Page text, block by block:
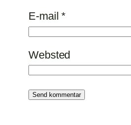
E-mail*
Websted